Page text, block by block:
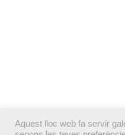
© Salms de
Aquest lloc web fa servir